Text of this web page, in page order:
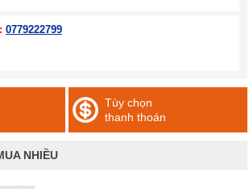
0779222799
Tùy chọn
thanh thoán
NHIỀU